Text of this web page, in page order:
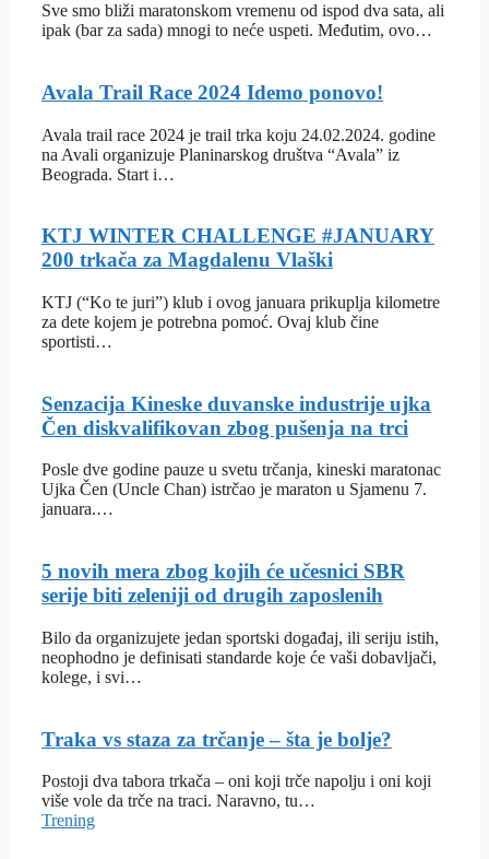
Sve smo bliži maratonskom vremenu od ispod dva sata, ali
ipak (bar za sada) mnogi to neće uspeti. Međutim, ovo…
Avala Trail Race 2024 Idemo ponovo!
Avala trail race 2024 je trail trka koju 24.02.2024. godine
na Avali organizuje Planinarskog društva “Avala” iz
Beograda. Start i…
KTJ WINTER CHALLENGE #JANUARY
200 trkača za Magdalenu Vlaški
KTJ (“Ko te juri”) klub i ovog januara prikuplja kilometre
za dete kojem je potrebna pomoć. Ovaj klub čine
sportisti…
Senzacija Kineske duvanske industrije ujka
Čen diskvalifikovan zbog pušenja na trci
Posle dve godine pauze u svetu trčanja, kineski maratonac
Ujka Čen (Uncle Chan) istrčao je maraton u Sjamenu 7.
januara.…
5 novih mera zbog kojih će učesnici SBR
serije biti zeleniji od drugih zaposlenih
Bilo da organizujete jedan sportski događaj, ili seriju istih,
neophodno je definisati standarde koje će vaši dobavljači,
kolege, i svi…
Traka vs staza za trčanje – šta je bolje?
Postoji dva tabora trkača – oni koji trče napolju i oni koji
više vole da trče na traci. Naravno, tu…
Trening